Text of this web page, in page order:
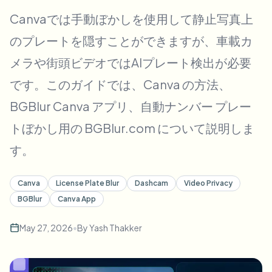
顔交換 - 動画
ビデオインテリジェンス
一括動画ぼかし
複数の動画をまとめて処理
一括顔ぼかし
高スループットパイプライン
何でもぼかす
企業ゾーン、ポリシー、レビュー
API & SDK
アップロード、ジョブ、ウェブフックを自動化
お問い合わせフォーム
ビデオインテリジェンス
一括背景除去
Canvaでは手動ぼかしを使用して静止写真上
のプレートを隠すことができますが、車載カ
メラや街頭ビデオではAIプレート検出が必要
です。このガイドでは、Canva の方法、
BGBlur Canva アプリ、自動ナンバー プレー
トぼかし用の BGBlur.com について説明しま
す。
Canva License Plate Blur Dashcam
Video Privacy
BGBlur
Canva App
May 27, 2026•ByYash Thakker